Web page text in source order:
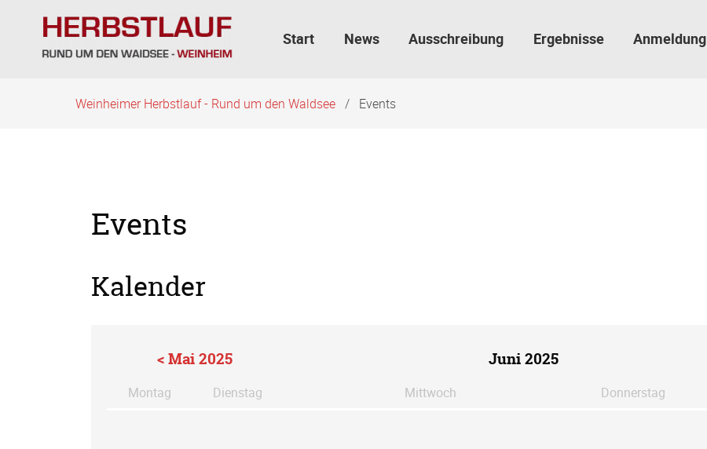
überspringen
Start News Ausschreibung Ergebnisse Anmeldung
Weinheimer Herbstlauf - Rund um den Waldsee Events
Events
Kalender
< Mai 2025 Juni 2025
Montag Dienstag Mittwoch Donnerstag